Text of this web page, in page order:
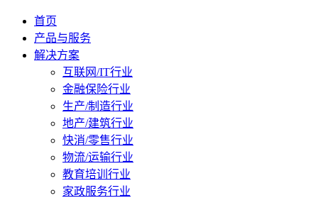
首页
产品与服务
解决方案
互联网/IT行业
金融保险行业
生产/制造行业
地产/建筑行业
快消/零售行业
物流/运输行业
教育培训行业
家政服务行业